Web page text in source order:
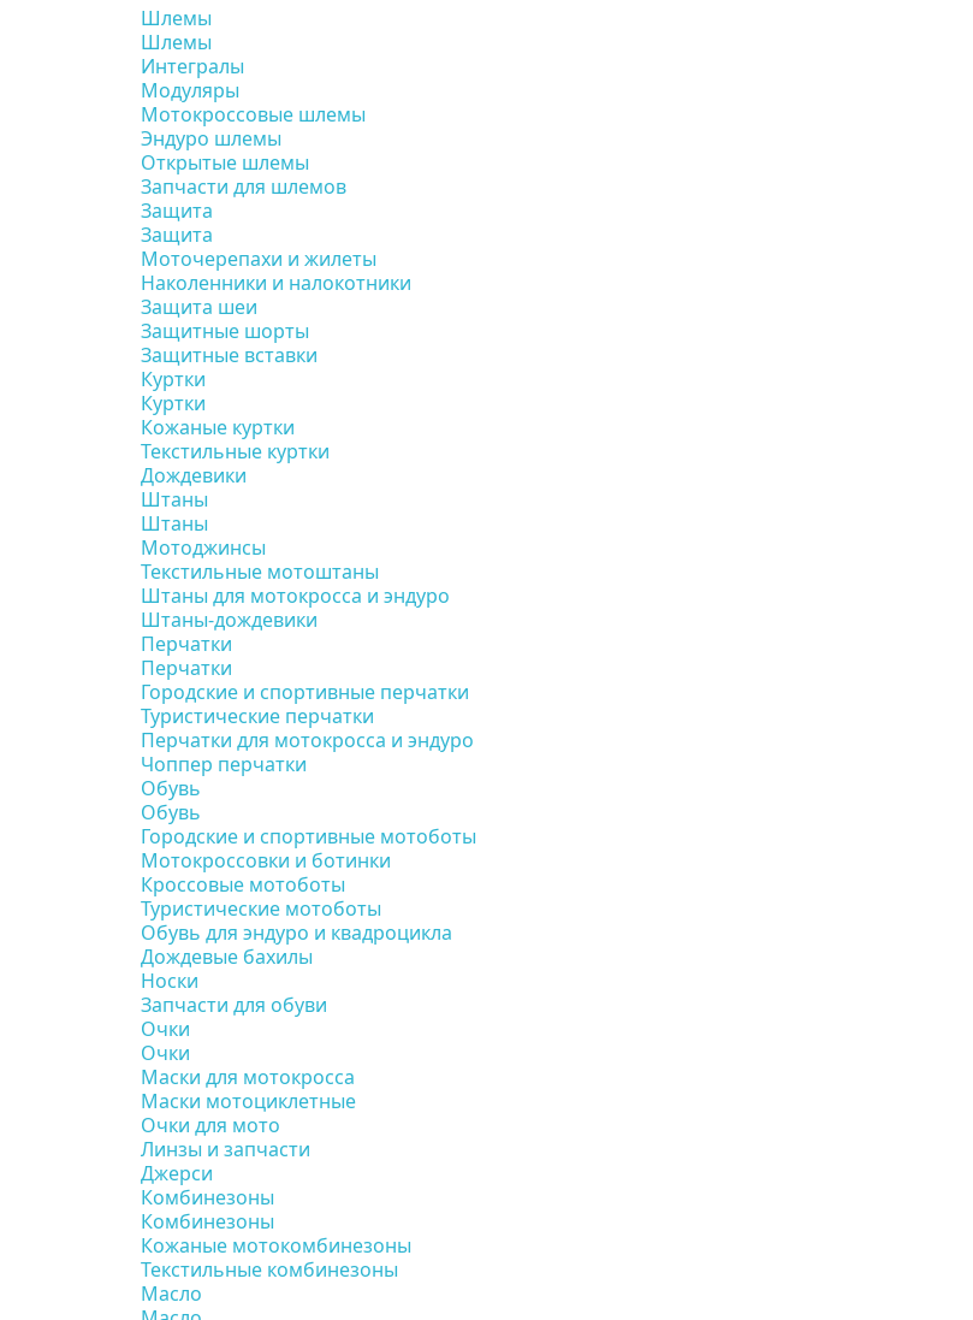
Шлемы
Шлемы
Интегралы
Модуляры
Мотокроссовые шлемы
Эндуро шлемы
Открытые шлемы
Запчасти для шлемов
Защита
Защита
Моточерепахи и жилеты
Наколенники и налокотники
Защита шеи
Защитные шорты
Защитные вставки
Куртки
Куртки
Кожаные куртки
Текстильные куртки
Дождевики
Штаны
Штаны
Мотоджинсы
Текстильные мотоштаны
Штаны для мотокросса и эндуро
Штаны-дождевики
Перчатки
Перчатки
Городские и спортивные перчатки
Туристические перчатки
Перчатки для мотокросса и эндуро
Чоппер перчатки
Обувь
Обувь
Городские и спортивные мотоботы
Мотокроссовки и ботинки
Кроссовые мотоботы
Туристические мотоботы
Обувь для эндуро и квадроцикла
Дождевые бахилы
Носки
Запчасти для обуви
Очки
Очки
Маски для мотокросса
Маски мотоциклетные
Очки для мото
Линзы и запчасти
Джерси
Комбинезоны
Комбинезоны
Кожаные мотокомбинезоны
Текстильные комбинезоны
Масло